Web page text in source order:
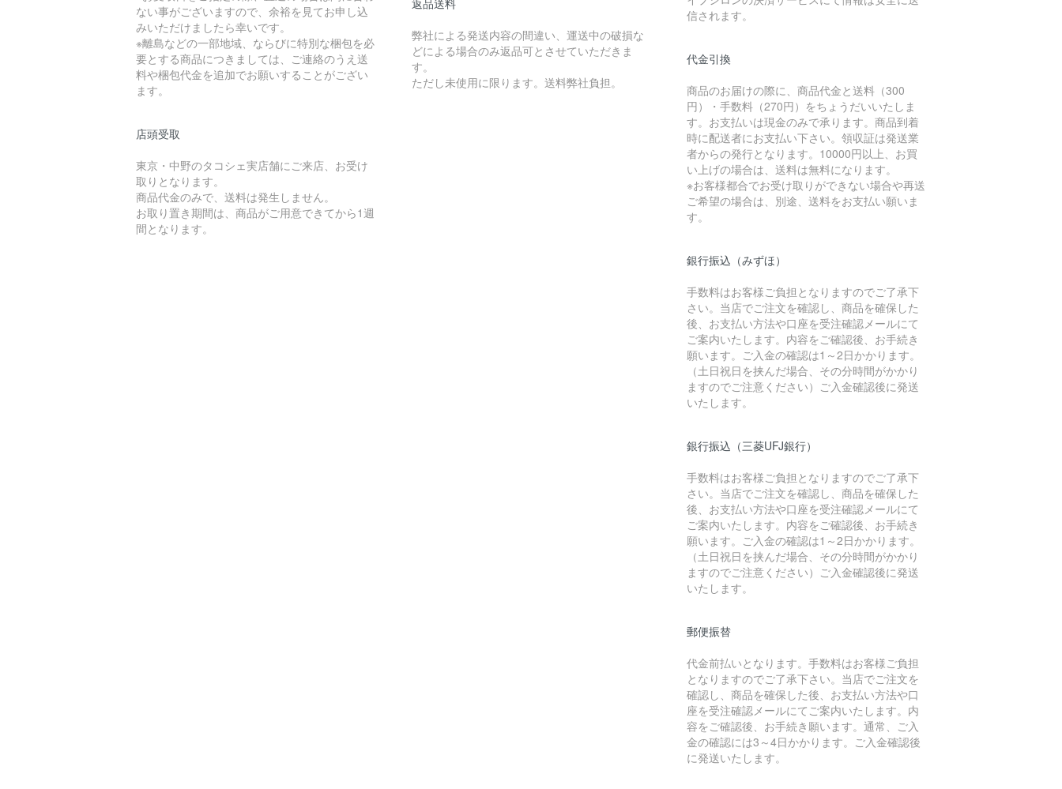
ない事がございますので、余裕を見てお申し込
みいただけましたら幸いです。
※離島などの一部地域、ならびに特別な梱包を必
要とする商品につきましては、ご連絡のうえ送
料や梱包代金を追加でお願いすることがござい
ます。
店頭受取
東京・中野のタコシェ実店舗にご来店、お受け
取りとなります。
商品代金のみで、送料は発生しません。
お取り置き期間は、商品がご用意できてから1週
間となります。
弊社による発送内容の間違い、運送中の破損な
どによる場合のみ返品可とさせていただきま
す。
ただし未使用に限ります。送料弊社負担。
信されます。
代金引換
商品のお届けの際に、商品代金と送料（300
円）・手数料（270円）をちょうだいいたしま
す。お支払いは現金のみで承ります。商品到着
時に配送者にお支払い下さい。領収証は発送業
者からの発行となります。10000円以上、お買
い上げの場合は、送料は無料になります。
※お客様都合でお受け取りができない場合や再送
ご希望の場合は、別途、送料をお支払い願いま
す。
銀行振込（みずほ）
手数料はお客様ご負担となりますのでご了承下
さい。当店でご注文を確認し、商品を確保した
後、お支払い方法や口座を受注確認メールにて
ご案内いたします。内容をご確認後、お手続き
願います。ご入金の確認は1～2日かかります。
（土日祝日を挟んだ場合、その分時間がかかり
ますのでご注意ください）ご入金確認後に発送
いたします。
銀行振込（三菱UFJ銀行）
手数料はお客様ご負担となりますのでご了承下
さい。当店でご注文を確認し、商品を確保した
後、お支払い方法や口座を受注確認メールにて
ご案内いたします。内容をご確認後、お手続き
願います。ご入金の確認は1～2日かかります。
（土日祝日を挟んだ場合、その分時間がかかり
ますのでご注意ください）ご入金確認後に発送
いたします。
郵便振替
代金前払いとなります。手数料はお客様ご負担
となりますのでご了承下さい。当店でご注文を
確認し、商品を確保した後、お支払い方法や口
座を受注確認メールにてご案内いたします。内
容をご確認後、お手続き願います。通常、ご入
金の確認には3～4日かかります。ご入金確認後
に発送いたします。